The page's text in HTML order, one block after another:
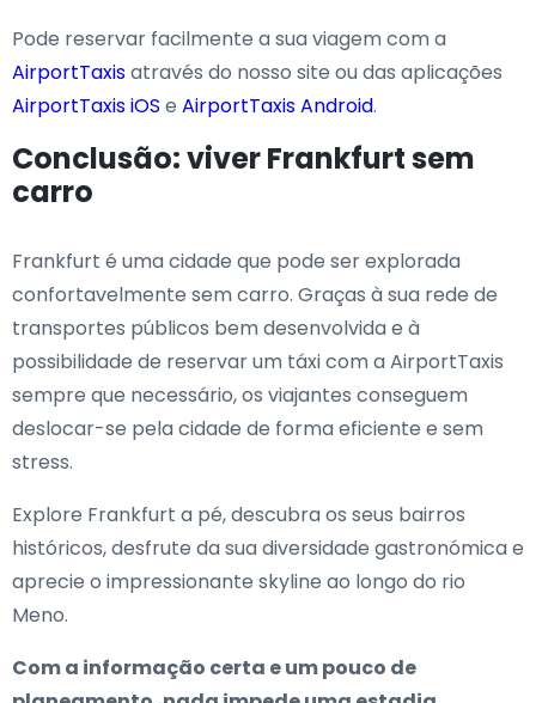
Pode reservar facilmente a sua viagem com a
AirportTaxisatravés do nosso site ou das aplicações
AirportTaxis iOS e AirportTaxis Android.
Conclusão: viver Frankfurt sem
carro
Frankfurt é uma cidade que pode ser explorada
confortavelmente sem carro. Graças à sua rede de
transportes públicos bem desenvolvida e à
possibilidade de reservar um táxi com a AirportTaxis
sempre que necessário, os viajantes conseguem
deslocar-se pela cidade de forma eficiente e sem
stress.
Explore Frankfurt a pé, descubra os seus bairros
históricos, desfrute da sua diversidade gastronómica e
aprecie o impressionante skyline ao longo do rio
Meno.
Com a informação certa e um pouco de